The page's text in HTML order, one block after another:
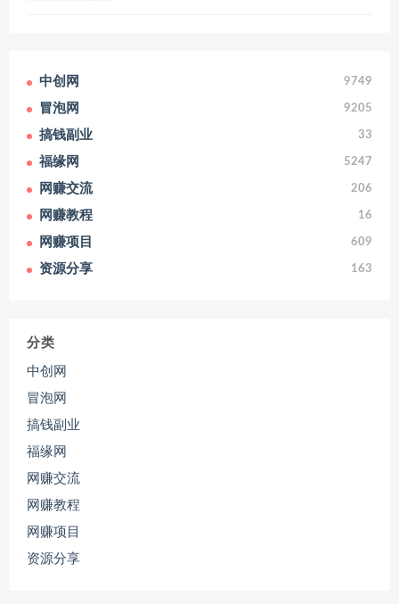
中创网 9749
冒泡网 9205
搞钱副业 33
福缘网 5247
网赚交流 206
网赚教程 16
网赚项目 609
资源分享 163
分类
中创网
冒泡网
搞钱副业
福缘网
网赚交流
网赚教程
网赚项目
资源分享